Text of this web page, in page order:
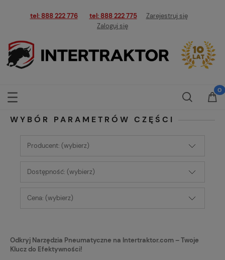
tel: 888 222 776 tel: 888 222 775
Zarejestruj się
Zaloguj się
WYBÓR PARAMETRÓW CZĘŚCI
Producent: (wybierz)
Dostępność: (wybierz)
Cena: (wybierz)
Odkryj Narzędzia Pneumatyczne na Intertraktor.com – Twoje
Klucz do Efektywności!